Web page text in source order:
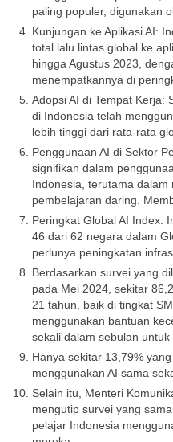
paling populer, digunakan
Kunjungan ke Aplikasi AI:
total lalu lintas global ke
hingga Agustus 2023,
menempatkannya di
Adopsi AI di Tempat Kerja:
di Indonesia telah
lebih tinggi dari rata-rata
Penggunaan AI di Sektor
signifikan dalam
Indonesia, terutama dalam
pembelajaran daring.
Peringkat Global AI Index:
46 dari 62 negara dalam
perlunya peningkatan
Berdasarkan survei yang
pada Mei 2024, sekitar
21 tahun, baik di tingkat
menggunakan bantuan
sekali dalam sebulan
Hanya sekitar 13,79%
menggunakan AI sama
Selain itu, Menteri
mengutip survei yang
pelajar Indonesia